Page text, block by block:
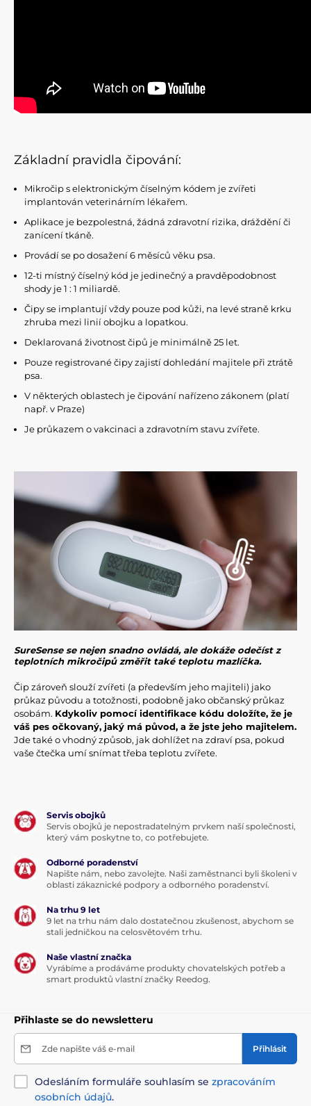
Základní pravidla čipování:
Mikročip s elektronickým číselným kódem je zvířeti
implantován veterinárním lékařem.
Aplikace je bezpolestná, žádná zdravotní rizika, dráždění či
zanícení tkáně.
Provádí se po dosažení 6 měsíců věku psa.
12-ti místný číselný kód je jedinečný a pravděpodobnost
shody je 1 : 1 miliardě.
Čipy se implantují vždy pouze pod kůži, na levé straně krku
zhruba mezi linií obojku a lopatkou.
Deklarovaná životnost čipů je minimálně 25 let.
Pouze registrované čipy zajistí dohledání majitele při ztrátě
psa.
V některých oblastech je čipování nařízeno zákonem (platí
např. v Praze)
Je průkazem o vakcinaci a zdravotním stavu zvířete.
SureSense se nejen snadno ovládá, ale dokáže odečíst z
teplotních mikročipů změřit také teplotu mazlíčka.
Čip zároveň slouží zvířeti (a především jeho majiteli) jako
průkaz původu a totožnosti, podobně jako občanský průkaz
osobám. Kdykoliv pomocí identifikace kódu doložíte, že je
váš pes očkovaný, jaký má původ, a že jste jeho majitelem.
Jde také o vhodný způsob, jak dohlížet na zdraví psa, pokud
vaše čtečka umí snímat třeba teplotu zvířete.
Servis obojků
Servis obojků je nepostradatelným prvkem naší společnosti,
který vám poskytne to, co potřebujete.
Odborné poradenství
Napište nám, nebo zavolejte. Naši zaměstnanci byli školeni v
oblasti zákaznické podpory a odborného poradenství.
Na trhu 9 let
9 let na trhu nám dalo dostatečnou zkušenost, abychom se
stali jedničkou na celosvětovém trhu.
Naše vlastní značka
Vyrábíme a prodáváme produkty chovatelských potřeb a
smart produktů vlastní značky Reedog.
Přihlaste se do newsletteru
Zde napište váš e-mail Přihlásit
Odesláním formuláře souhlasím se zpracováním
osobních údajů.